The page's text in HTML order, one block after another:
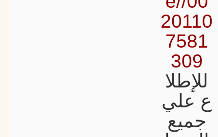
20110
7581
309
للإطلا
ع علي
جميع